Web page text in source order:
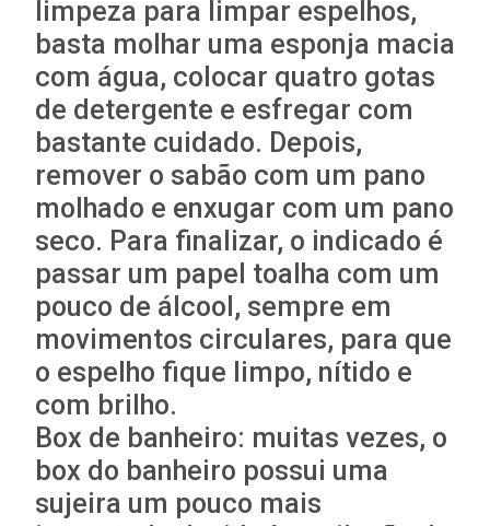
limpeza para limpar espelhos,
basta molhar uma esponja macia
com água, colocar quatro gotas
de detergente e esfregar com
bastante cuidado. Depois,
remover o sabão com um pano
molhado e enxugar com um pano
seco. Para finalizar, o indicado é
passar um papel toalha com um
pouco de álcool, sempre em
movimentos circulares, para que
o espelho fique limpo, nítido e
com brilho.
Box de banheiro: muitas vezes, o
box do banheiro possui uma
sujeira um pouco mais